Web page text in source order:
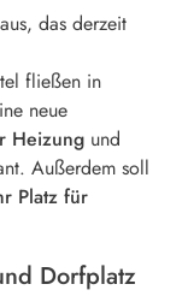
das derzeit
fließen in
neue
Heizung und
Außerdem soll
Platz für
Dorfplatz